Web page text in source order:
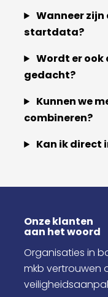
Wanneer
startdata?
Wordt er
gedacht?
Kunnen we
combineren?
Kan ik direct
Onze klanten
aan het woord
Organisaties in
mkb vertrouwen